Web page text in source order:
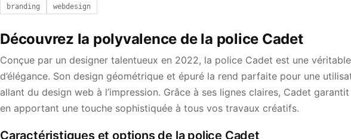
branding webdesign
Découvrez la polyvalence de la police Cadet
Conçue par un designer talentueux en 2022, la police Cadet est une
d’élégance. Son design géométrique et épuré la rend parfaite pour une
allant du design web à l’impression. Grâce à ses lignes claires, Cadet
en apportant une touche sophistiquée à tous vos travaux créatifs.
Caractéristiques et options de la police Cadet